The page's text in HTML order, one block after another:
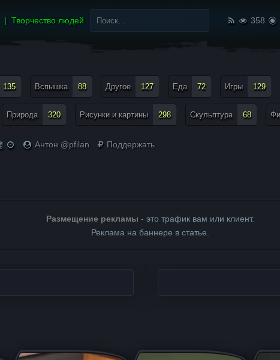
Творчество людей
Найти:
358
135 Вспышка 88 Другое 127 Еда 72 Игры 129
Природа 320 Рисунки и картины 298 Скульптура 68
Антон @pfilan Поддержать
Размещение рекламы - это трафик вам или клиент.
Реклама на баннере в статье.